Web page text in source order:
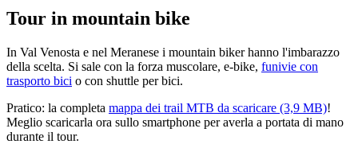
Tour in mountain bike
In Val Venosta e nel Meranese i mountain biker hanno l'imbarazzo
della scelta. Si sale con la forza muscolare, e-bike, funivie con
trasporto bici o con shuttle per bici.
Pratico: la completa mappa dei trail MTB da scaricare (3,9 MB)!
Meglio scaricarla ora sullo smartphone per averla a portata di mano
durante il tour.